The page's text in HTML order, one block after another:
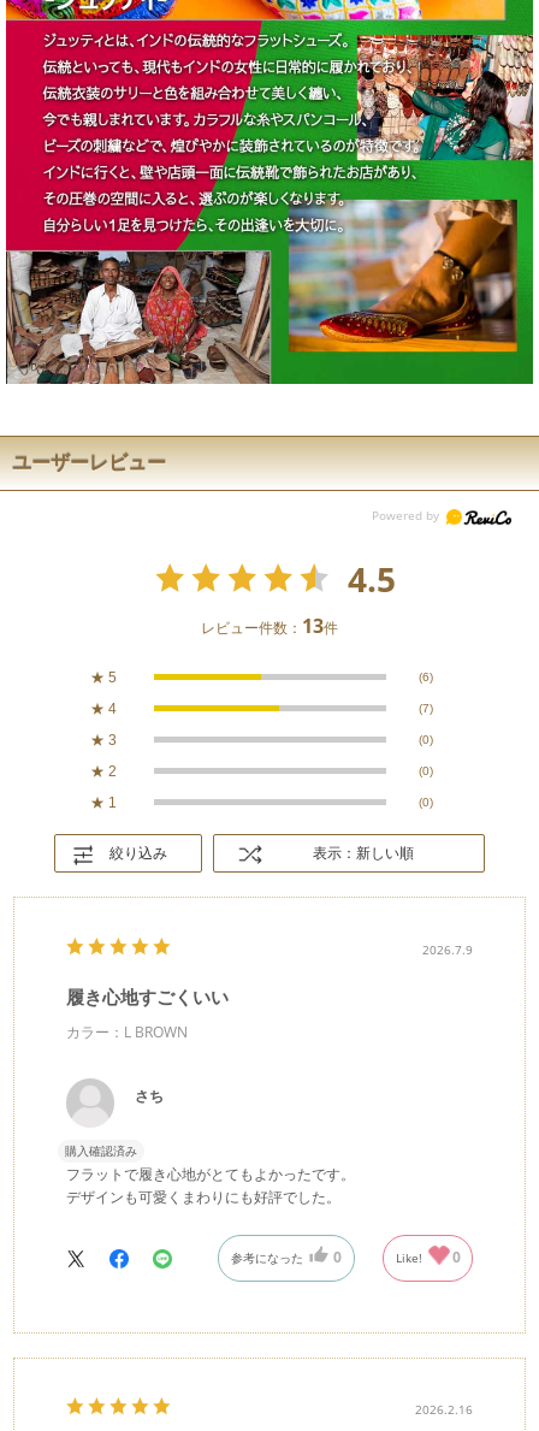
ユーザーレビュー
4.5
レビュー件数： 13件
★ 5 (6)
★ 4 (7)
★ 3 (0)
★ 2 (0)
★ 1 (0)
絞り込み 表示：新しい順
2026.7.9
履き心地すごくいい
カラー：L BROWN
さち
購入確認済み
フラットで履き心地がとてもよかったです。
デザインも可愛くまわりにも好評でした。
参考になった 0 Like! 0
2026.2.16